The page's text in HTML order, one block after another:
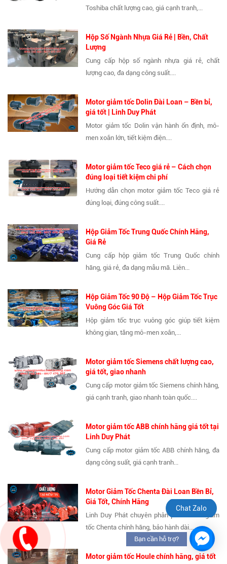
Toshiba chất lượng cao, giá cạnh tranh,...
Hộp Số Ngành Nhựa Giá Rẻ | Bền, Chất
Lượng
Cung cấp hộp số ngành nhựa giá rẻ, chất
lượng cao, đa dạng công suất....
Motor giảm tốc Dolin Đài Loan – Bền bỉ,
giá tốt | Linh Duy Phát
Motor giảm tốc Dolin vận hành ổn định, mô-
men xoắn lớn, tiết kiệm điện....
Motor giảm tốc Teco giá rẻ – Cách chọn
đúng loại tiết kiệm chi phí
Hướng dẫn chọn motor giảm tốc Teco giá rẻ
đúng loại, đúng công suất....
Hộp Giảm Tốc Trung Quốc Chính Hãng,
Giá Rẻ
Cung cấp hộp giảm tốc Trung Quốc chính
hãng, giá rẻ, đa dạng mẫu mã. Liên...
Hộp Giảm Tốc 90 Độ – Hộp Giảm Tốc Trục
Vuông Góc Giá Tốt
Hộp giảm tốc trục vuông góc giúp tiết kiệm
không gian, tăng mô-men xoắn,...
Motor giảm tốc Siemens chất lượng cao,
giá tốt, giao nhanh
Cung cấp motor giảm tốc Siemens chính hãng,
giá cạnh tranh, giao nhanh toàn quốc....
Motor giảm tốc ABB chính hãng giá tốt tại
Linh Duy Phát
Cung cấp motor giảm tốc ABB chính hãng, đa
dạng công suất, giá cạnh tranh...
Motor Giảm Tốc Chenta Đài Loan Bền Bỉ,
Giá Tốt, Chính Hãng
Linh Duy Phát chuyên phân phối motor giảm
tốc Chenta chính hãng, bảo hành dài...
Motor giảm tốc Houle chính hãng, giá tốt
Chat Zalo
Bạn cần hỗ trợ?